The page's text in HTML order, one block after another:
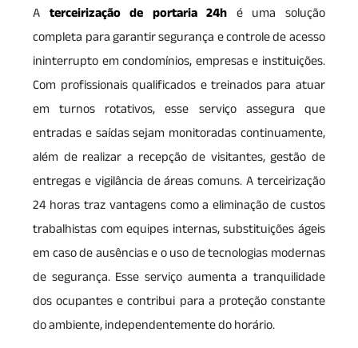
A terceirização de portaria 24h é uma solução
completa para garantir segurança e controle de acesso
ininterrupto em condomínios, empresas e instituições.
Com profissionais qualificados e treinados para atuar
em turnos rotativos, esse serviço assegura que
entradas e saídas sejam monitoradas continuamente,
além de realizar a recepção de visitantes, gestão de
entregas e vigilância de áreas comuns. A terceirização
24 horas traz vantagens como a eliminação de custos
trabalhistas com equipes internas, substituições ágeis
em caso de ausências e o uso de tecnologias modernas
de segurança. Esse serviço aumenta a tranquilidade
dos ocupantes e contribui para a proteção constante
do ambiente, independentemente do horário.